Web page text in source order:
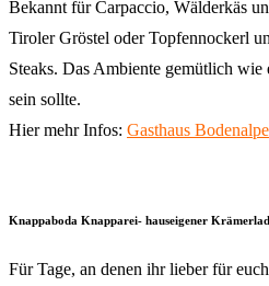
Bekannt für Carpaccio, Wälderkäs
Tiroler Gröstel oder Topfennockerl
Steaks. Das Ambiente gemütlich wie
sein sollte.
Hier mehr Infos: Gasthaus Bodenalpe
Knappaboda Knapparei- hauseigener
Für Tage, an denen ihr lieber für